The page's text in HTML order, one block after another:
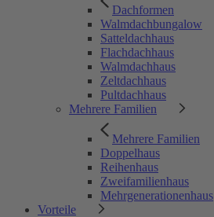
Dachformen
Walmdachbungalow
Satteldachhaus
Flachdachhaus
Walmdachhaus
Zeltdachhaus
Pultdachhaus
Mehrere Familien
Mehrere Familien
Doppelhaus
Reihenhaus
Zweifamilienhaus
Mehrgenerationenhaus
Vorteile